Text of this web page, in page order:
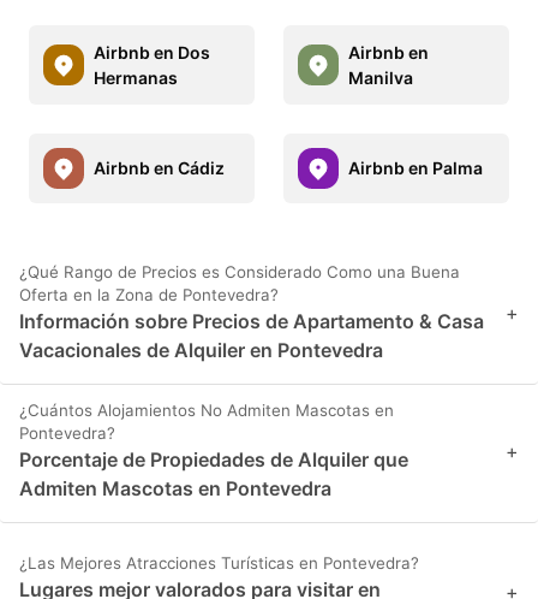
Airbnb en Dos
Hermanas
Airbnb en
Manilva
Airbnb en Cádiz Airbnb en Palma
¿Qué Rango de Precios es Considerado Como una Buena
Oferta en la Zona de Pontevedra?
Información sobre Precios de Apartamento & Casa
Vacacionales de Alquiler en Pontevedra
+
¿Cuántos Alojamientos No Admiten Mascotas en
Pontevedra?
Porcentaje de Propiedades de Alquiler que
Admiten Mascotas en Pontevedra
+
¿Las Mejores Atracciones Turísticas en Pontevedra?
Lugares mejor valorados para visitar en +